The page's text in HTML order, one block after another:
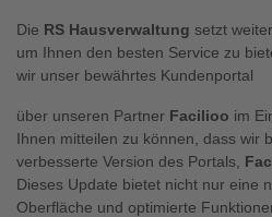
Die RS Hausverwaltung setzt
um Ihnen den besten Service zu
wir unser bewährtes Kundenportal
über unseren Partner Facilioo im
Ihnen mitteilen zu können, dass wir
verbesserte Version des Portals,
Dieses Update bietet nicht nur eine
Oberfläche und optimierte